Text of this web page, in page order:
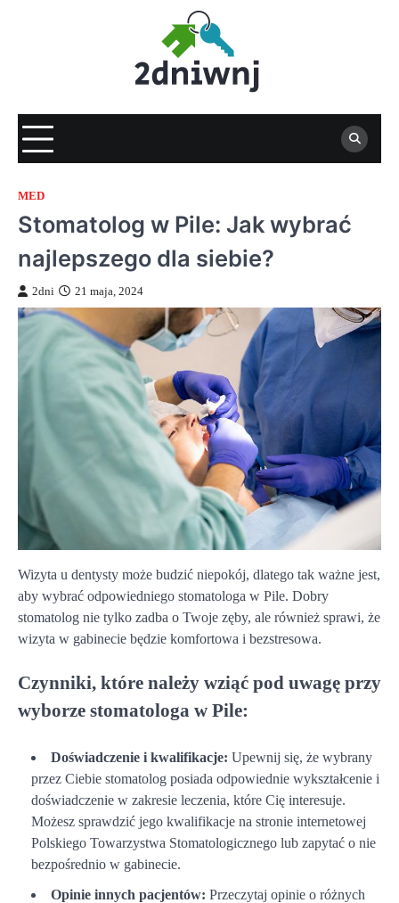
MED
Stomatolog w Pile: Jak wybrać
najlepszego dla siebie?
2dni 21 maja, 2024
Wizyta u dentysty może budzić niepokój, dlatego tak ważne jest,
aby wybrać odpowiedniego stomatologa w Pile. Dobry
stomatolog nie tylko zadba o Twoje zęby, ale również sprawi, że
wizyta w gabinecie będzie komfortowa i bezstresowa.
Czynniki, które należy wziąć pod uwagę przy
wyborze stomatologa w Pile:
Doświadczenie i kwalifikacje: Upewnij się, że wybrany
przez Ciebie stomatolog posiada odpowiednie wykształcenie i
doświadczenie w zakresie leczenia, które Cię interesuje.
Możesz sprawdzić jego kwalifikacje na stronie internetowej
Polskiego Towarzystwa Stomatologicznego lub zapytać o nie
bezpośrednio w gabinecie.
Opinie innych pacjentów: Przeczytaj opinie o różnych